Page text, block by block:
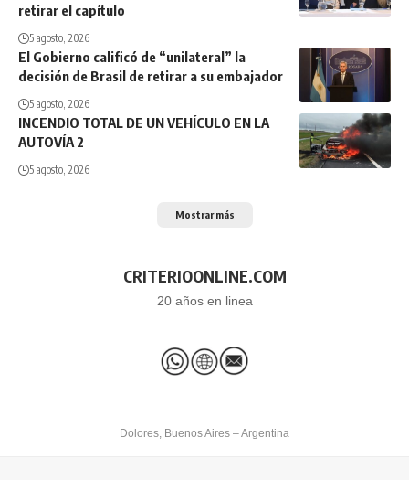
retirar el capítulo
5 agosto, 2026
El Gobierno calificó de “unilateral” la
decisión de Brasil de retirar a su embajador
5 agosto, 2026
INCENDIO TOTAL DE UN VEHÍCULO EN LA
AUTOVÍA 2
5 agosto, 2026
Mostrar más
CRITERIOONLINE.COM
20 años en linea
Dolores, Buenos Aires – Argentina